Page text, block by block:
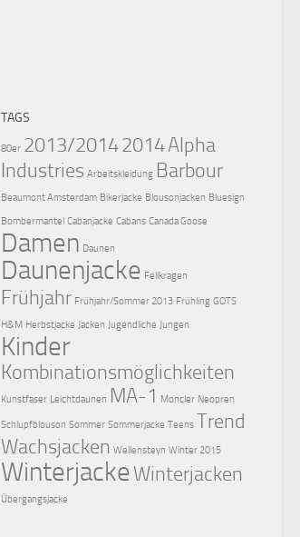
TAGS
80er 2013/20142014Alpha
Industries Arbeitskleidung Barbour
Beaumont Amsterdam Bikerjacke Blousonjacken Bluesign
Bombermantel Cabanjacke Cabans Canada Goose
Damen Daunen
Daunenjacke Fellkragen
Frühjahr Frühjahr/Sommer 2013 Frühling GOTS
H&M Herbstjacke Jacken Jugendliche Jungen
Kinder
Kombinationsmöglichkeiten
Kunstfaser Leichtdaunen MA-1 Moncler Neopren
Schlupfblouson Sommer Sommerjacke Teens Trend
Wachsjacken Wellensteyn Winter 2015
WinterjackeWinterjacken
Übergangsjacke